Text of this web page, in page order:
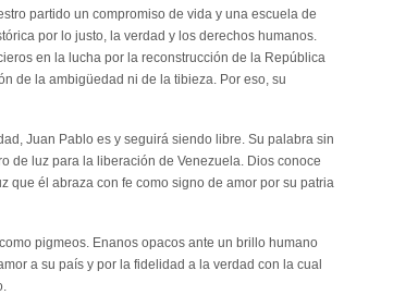
partido un compromiso de vida y una escuela de
por lo justo, la verdad y los derechos humanos.
en la lucha por la reconstrucción de la República
de la ambigüedad ni de la tibieza. Por eso, su
Juan Pablo es y seguirá siendo libre. Su palabra sin
de luz para la liberación de Venezuela. Dios conoce
que él abraza con fe como signo de amor por su patria
pigmeos. Enanos opacos ante un brillo humano
a su país y por la fidelidad a la verdad con la cual